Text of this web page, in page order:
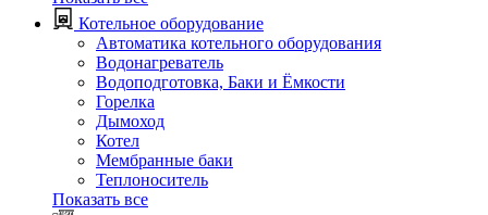
Котельное оборудование
Автоматика котельного оборудования
Водонагреватель
Водоподготовка, Баки и Ёмкости
Горелка
Дымоход
Котел
Мембранные баки
Теплоноситель
Показать все